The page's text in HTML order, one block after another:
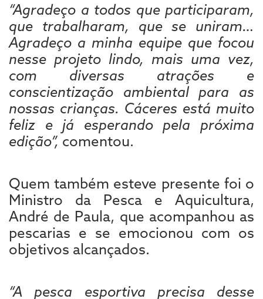
“Agradeço a todos que participaram,
que trabalharam, que se uniram…
Agradeço a minha equipe que focou
nesse projeto lindo, mais uma vez,
com diversas atrações e
conscientização ambiental para as
nossas crianças. Cáceres está muito
feliz e já esperando pela próxima
edição”, comentou.
Quem também esteve presente foi o
Ministro da Pesca e Aquicultura,
André de Paula, que acompanhou as
pescarias e se emocionou com os
objetivos alcançados.
“A pesca esportiva precisa desse